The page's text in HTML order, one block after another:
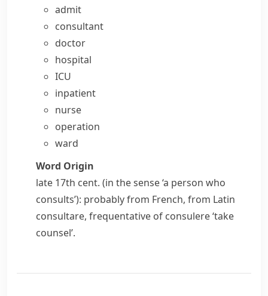
admit
consultant
doctor
hospital
ICU
inpatient
nurse
operation
ward
Word Origin
late 17th cent. (in the sense ‘a person who
consults’): probably from French, from Latin
consultare, frequentative of consulere‘take
counsel’.